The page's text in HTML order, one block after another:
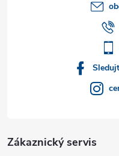
Zákaznický servis